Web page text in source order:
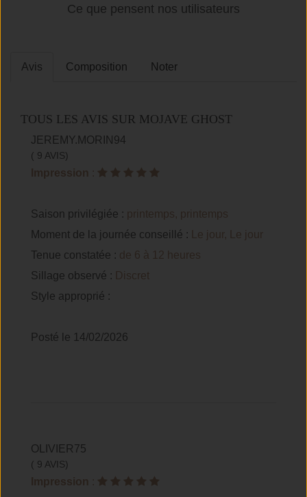
Ce que pensent nos utilisateurs
Avis Composition Noter
TOUS LES AVIS SUR MOJAVE GHOST
JEREMY.MORIN94
( 9 AVIS)
Impression :
Saison privilégiée : printemps, printemps
Moment de la journée conseillé :
Le jour, Le jour
Tenue constatée : de 6 à 12 heures
Sillage observé : Discret
Style approprié :
Posté le 14/02/2026
OLIVIER75
( 9 AVIS)
Impression :